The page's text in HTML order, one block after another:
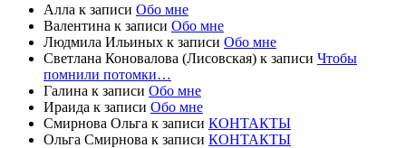
Алла к записи Обо мне
Валентина к записи Обо мне
Людмила Ильиных к записи Обо мне
Светлана Коновалова (Лисовская) к записи Чтобы
помнили потомки…
Галина к записи Обо мне
Ираида к записи Обо мне
Смирнова Ольга к записи КОНТАКТЫ
Ольга Смирнова к записи КОНТАКТЫ